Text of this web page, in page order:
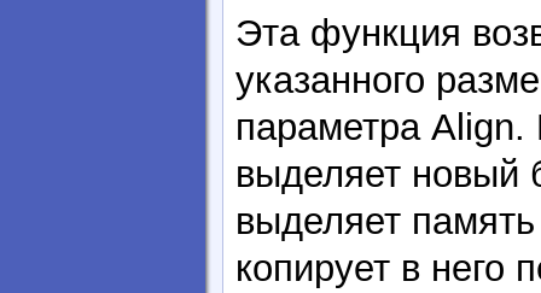
Эта функция
указанного
параметра
выделяет новый
выделяет
копирует в него